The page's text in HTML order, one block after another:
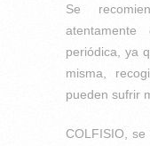
Se
periódica, ya
misma,
pueden sufrir
COLFISIO,